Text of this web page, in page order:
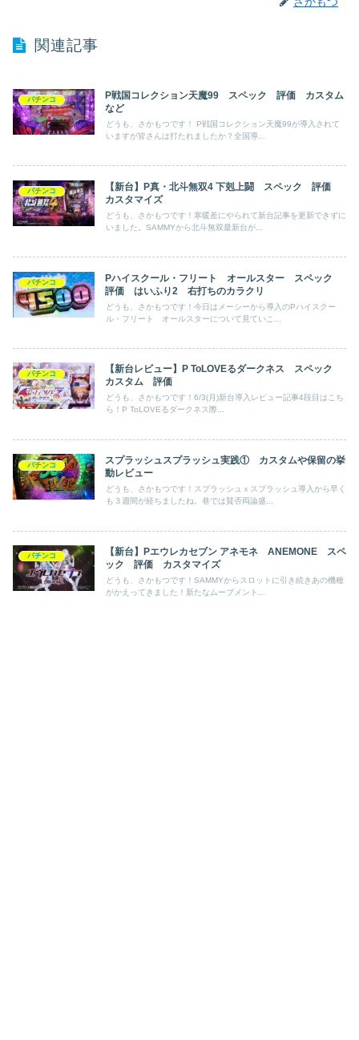
関連記事
パチンコ
P戦国コレクション天魔99 スペック 評価 カスタム
など
どうも、さかもつです！ P戦国コレクション天魔99が導入されて
いますが皆さんは打たれましたか？全国導...
パチンコ
【新台】P真・北斗無双4 下剋上闘 スペック 評価
カスタマイズ
どうも、さかもつです！寒暖差にやられて新台記事を更新できずに
いました。SAMMYから北斗無双最新台が...
パチンコ
Pハイスクール・フリート オールスター スペック
評価 はいふり2 右打ちのカラクリ
どうも、さかもつです！今日はメーシーから導入のPハイスクー
ル・フリート オールスターについて見ていこ...
パチンコ
【新台レビュー】P ToLOVEるダークネス スペック
カスタム 評価
どうも、さかもつです！6/3(月)新台導入レビュー記事4段目はこち
ら！P ToLOVEるダークネス際...
パチンコ
スプラッシュスプラッシュ実践① カスタムや保留の挙
動レビュー
どうも、さかもつです！スプラッシュｘスプラッシュ導入から早く
も３週間が経ちましたね。巷では賛否両論盛...
パチンコ
【新台】Pエウレカセブン アネモネ ANEMONE スペ
ック 評価 カスタマイズ
どうも、さかもつです！SAMMYからスロットに引き続きあの機種
がかえってきました！新たなムーブメント...